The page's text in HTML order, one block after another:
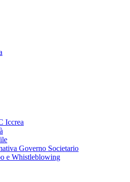
Iccrea
Governo Societario
e Whistleblowing